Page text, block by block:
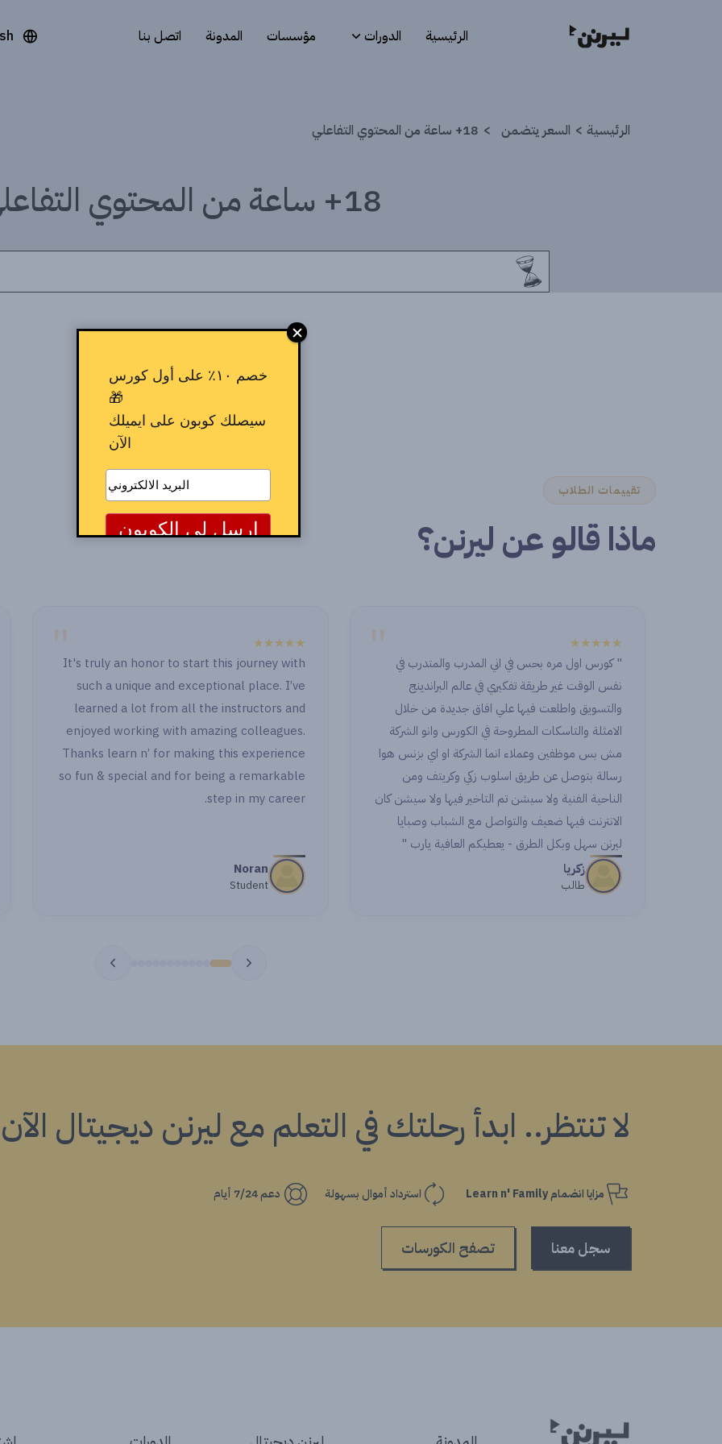
الرئيسية الدورات مؤسسات المدونة اتصل بنا
الرئيسية السعر يتضمن 18+ ساعة من المحتوي التفاعلي
18+ ساعة من المحتوي التفاعلي
تقييمات الطلاب
ماذا قالو عن ليرنن؟
" المدرب والمتدرب في
في عالم البراندينج
افاق جديدة من خلال
في الكورس وانو الشركة
الشركة او اي بزنس هوا
زكي وكريتف ومن
التاخير فيها ولا سيشن كان
مع الشباب وصبايا
العافية يارب "
"It's truly an honor to start this journey with
such a unique and exceptional place. I’ve
learned a lot from all the instructors and
enjoyed working with amazing colleagues.
Thanks learn n’ for making this experience
so fun & special and for being a remarkable
step in my career.
" الصراحة الدنيا حلوة جدا حصوصا انكو
وكمان بعد ما خلصت اول جزء وجيت
قدامي حاجة رجعت اسأل اهتميتوا بالاسئلة
تبقوا معايا خطوة خطوة بجد شكرا جدا "
لا تنتظر.. ابدأ رحلتك في التعلم مع ليرنن ديجيتال
مزايا انضمام Learn n' Family استرداد أموال بسهولة دعم 7/24 أيام
سجل معنا تصفح الكورسات
خصم ١٠٪ على أول كورس
🎁
سيصلك كوبون على ايميلك
الآن